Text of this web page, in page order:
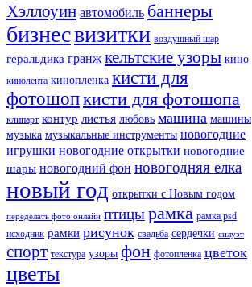
Хэллоуин автомобиль баннеры
бизнесвизитки воздушный шар
геральдика гранж кельтские узоры кино
кинолента кинопленка кисти для
фотошопкисти для фотошопа
клипарт контур листья любовь машина машины
музыка музыкальные инструменты новогодние
игрушки новогодние открытки новогодние
шары новогодний фон новогодняя елка
новый год открытки с Новым годом
переделать фото онлайн птицырамка рамка psd
исходник рамки рисунок свадьба сердечки силуэт
спорт текстура узоры фон фотопленка цветок
цветы